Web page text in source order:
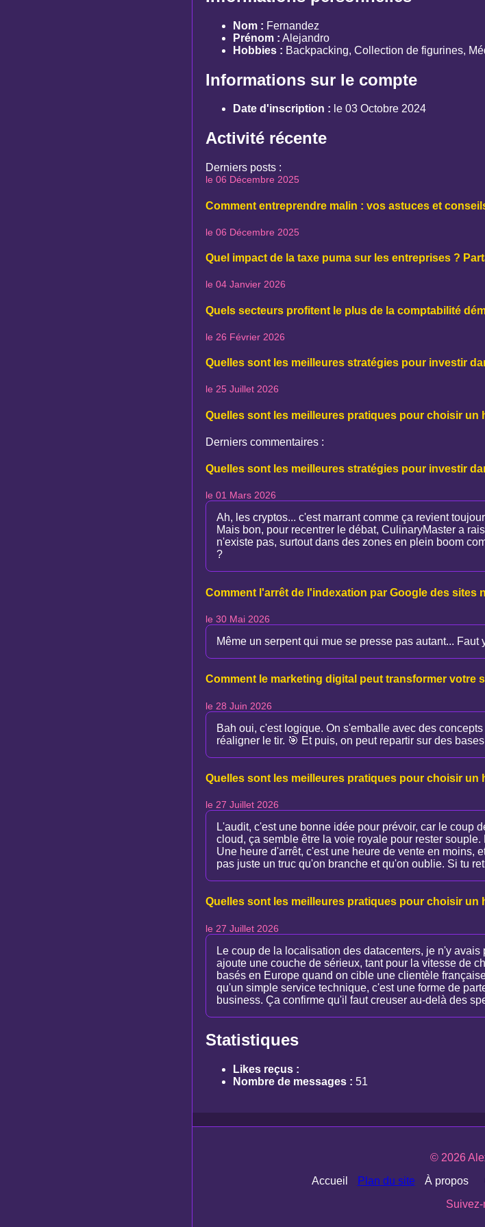
Nom : Fernandez
Prénom : Alejandro
Hobbies : Backpacking, Collection de figurines,
Informations sur le compte
Date d'inscription : le 03 Octobre 2024
Activité récente
Derniers posts :
le 06 Décembre 2025
Comment entreprendre malin : vos astuces et
le 06 Décembre 2025
Quel impact de la taxe puma sur les entreprises ?
le 04 Janvier 2026
Quels secteurs profitent le plus de la comptabilité
le 26 Février 2026
Quelles sont les meilleures stratégies pour investir
le 25 Juillet 2026
Quelles sont les meilleures pratiques pour choisir un
Derniers commentaires :
Quelles sont les meilleures stratégies pour investir
le 01 Mars 2026
Ah, les cryptos... c'est marrant comme ça revient
Mais bon, pour recentrer le débat, CulinaryMaster a
n'existe pas, surtout dans des zones en plein boom
?
Comment l'arrêt de l'indexation par Google des sites
le 30 Mai 2026
Même un serpent qui mue se presse pas autant... Faut
Comment le marketing digital peut transformer votre
le 28 Juin 2026
Bah oui, c'est logique. On s'emballe avec des
réaligner le tir. 🎯 Et puis, on peut repartir sur des
Quelles sont les meilleures pratiques pour choisir un
le 27 Juillet 2026
L'audit, c'est une bonne idée pour prévoir, car le coup
cloud, ça semble être la voie royale pour rester
Une heure d'arrêt, c'est une heure de vente en moins,
pas juste un truc qu'on branche et qu'on oublie. Si tu
Quelles sont les meilleures pratiques pour choisir un
le 27 Juillet 2026
Le coup de la localisation des datacenters, je n'y
ajoute une couche de sérieux, tant pour la vitesse de
basés en Europe quand on cible une clientèle
qu'un simple service technique, c'est une forme de
business. Ça confirme qu'il faut creuser au-delà des
Statistiques
Likes reçus :
Nombre de messages : 51
© 2026
Accueil
Plan du site À propos
Suivez-